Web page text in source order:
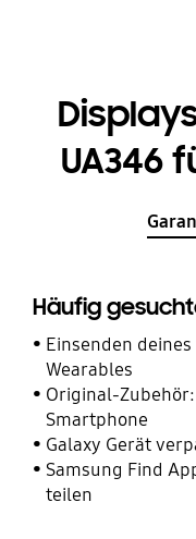
UA346
Häufig
Einsenden
Wearables
Original-
Smartphone
Galaxy Gerät
Samsung Find
teilen